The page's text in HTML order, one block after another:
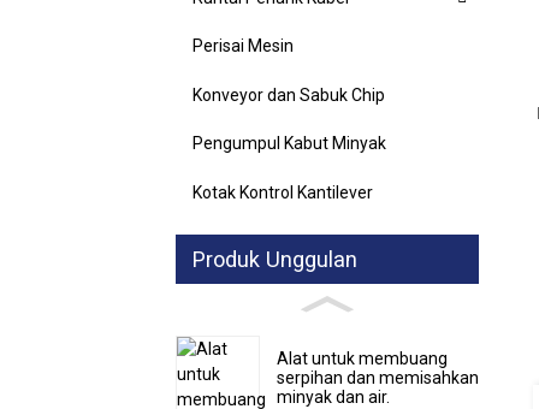
Perisai Mesin
Konveyor dan Sabuk Chip
Pengumpul Kabut Minyak
Kotak Kontrol Kantilever
Produk Unggulan
Alat untuk membuang
serpihan dan memisahkan
minyak dan air.